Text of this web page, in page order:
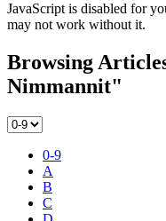
JavaScript is disabled for
may not work without it.
Browsing
Nimmannit"
0-9
A
B
C